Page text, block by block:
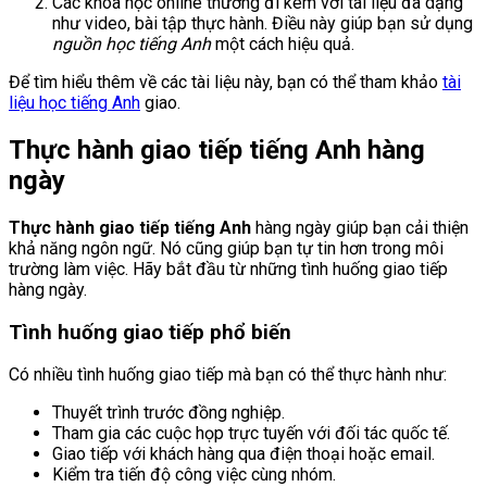
như video, bài tập thực hành. Điều này giúp bạn sử dụng
nguồn học tiếng Anhmột cách hiệu quả.
Để tìm hiểu thêm về các tài liệu này, bạn có thể tham khảo tài
liệu học tiếng Anh giao.
Thực hành giao tiếp tiếng Anh hàng
ngày
Thực hành giao tiếp tiếng Anh hàng ngày giúp bạn cải thiện
khả năng ngôn ngữ. Nó cũng giúp bạn tự tin hơn trong môi
trường làm việc. Hãy bắt đầu từ những tình huống giao tiếp
hàng ngày.
Tình huống giao tiếp phổ biến
Có nhiều tình huống giao tiếp mà bạn có thể thực hành như:
Thuyết trình trước đồng nghiệp.
Tham gia các cuộc họp trực tuyến với đối tác quốc tế.
Giao tiếp với khách hàng qua điện thoại hoặc email.
Kiểm tra tiến độ công việc cùng nhóm.